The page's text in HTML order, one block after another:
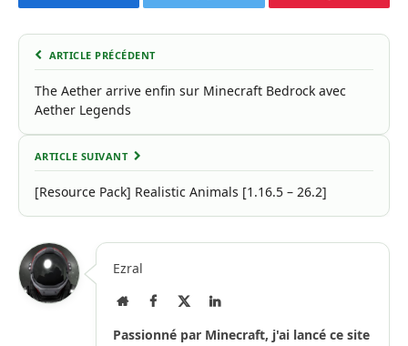
Facebook Twitter Pinterest
ARTICLE PRÉCÉDENT
The Aether arrive enfin sur Minecraft Bedrock avec
Aether Legends
ARTICLE SUIVANT
[Resource Pack] Realistic Animals [1.16.5 – 26.2]
Ezral
Site
Facebook LinkedIn
Passionné par Minecraft, j'ai lancé ce site